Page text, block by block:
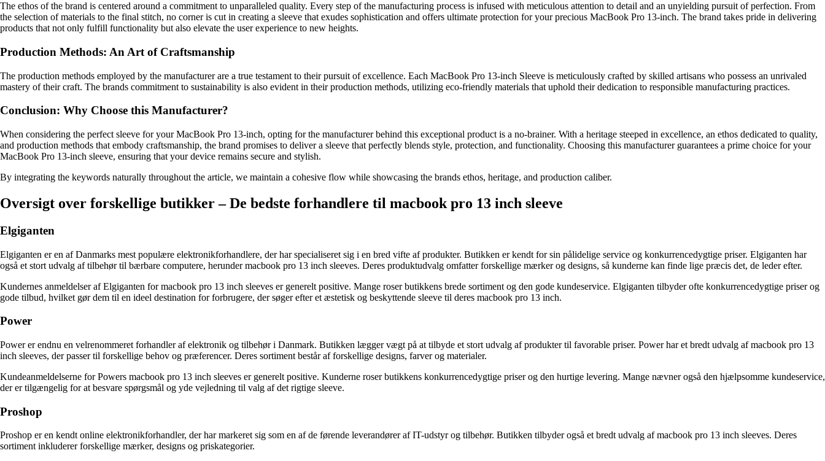
The ethos of the brand is centered around a commitment to unparalleled quality. Every step of the manufacturing process is infused with meticulous attention to detail and an unyielding pursuit of perfection. From
the selection of materials to the final stitch, no corner is cut in creating a sleeve that exudes sophistication and offers ultimate protection for your precious MacBook Pro 13-inch. The brand takes pride in delivering
products that not only fulfill functionality but also elevate the user experience to new heights.
Production Methods: An Art of Craftsmanship
The production methods employed by the manufacturer are a true testament to their pursuit of excellence. Each MacBook Pro 13-inch Sleeve is meticulously crafted by skilled artisans who possess an unrivaled
mastery of their craft. The brands commitment to sustainability is also evident in their production methods, utilizing eco-friendly materials that uphold their dedication to responsible manufacturing practices.
Conclusion: Why Choose this Manufacturer?
When considering the perfect sleeve for your MacBook Pro 13-inch, opting for the manufacturer behind this exceptional product is a no-brainer. With a heritage steeped in excellence, an ethos dedicated to quality,
and production methods that embody craftsmanship, the brand promises to deliver a sleeve that perfectly blends style, protection, and functionality. Choosing this manufacturer guarantees a prime choice for your
MacBook Pro 13-inch sleeve, ensuring that your device remains secure and stylish.
By integrating the keywords naturally throughout the article, we maintain a cohesive flow while showcasing the brands ethos, heritage, and production caliber.
Oversigt over forskellige butikker – De bedste forhandlere til macbook pro 13 inch sleeve
Elgiganten
Elgiganten er en af Danmarks mest populære elektronikforhandlere, der har specialiseret sig i en bred vifte af produkter. Butikken er kendt for sin pålidelige service og konkurrencedygtige priser. Elgiganten har
også et stort udvalg af tilbehør til bærbare computere, herunder macbook pro 13 inch sleeves. Deres produktudvalg omfatter forskellige mærker og designs, så kunderne kan finde lige præcis det, de leder efter.
Kundernes anmeldelser af Elgiganten for macbook pro 13 inch sleeves er generelt positive. Mange roser butikkens brede sortiment og den gode kundeservice. Elgiganten tilbyder ofte konkurrencedygtige priser og
gode tilbud, hvilket gør dem til en ideel destination for forbrugere, der søger efter et æstetisk og beskyttende sleeve til deres macbook pro 13 inch.
Power
Power er endnu en velrenommeret forhandler af elektronik og tilbehør i Danmark. Butikken lægger vægt på at tilbyde et stort udvalg af produkter til favorable priser. Power har et bredt udvalg af macbook pro 13
inch sleeves, der passer til forskellige behov og præferencer. Deres sortiment består af forskellige designs, farver og materialer.
Kundeanmeldelserne for Powers macbook pro 13 inch sleeves er generelt positive. Kunderne roser butikkens konkurrencedygtige priser og den hurtige levering. Mange nævner også den hjælpsomme kundeservice,
der er tilgængelig for at besvare spørgsmål og yde vejledning til valg af det rigtige sleeve.
Proshop
Proshop er en kendt online elektronikforhandler, der har markeret sig som en af de førende leverandører af IT-udstyr og tilbehør. Butikken tilbyder også et bredt udvalg af macbook pro 13 inch sleeves. Deres
sortiment inkluderer forskellige mærker, designs og priskategorier.